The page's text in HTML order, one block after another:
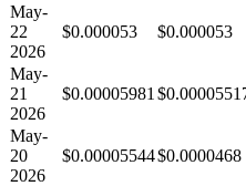
May-
22
2026
$0.000053 $0.000053
May-
21
2026
$0.00005981
May-
20
2026
$0.00005544$0.0000468